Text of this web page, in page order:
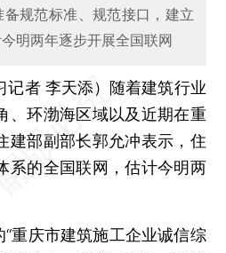
规范标准、规范接口，建立
明两年逐步开展全国联网
记者 李天添） 随着建筑行业
、环渤海区域以及近期在重
建部副部长郭允冲表示，住
系的全国联网，估计今明两
庆市建筑施工企业诚信综